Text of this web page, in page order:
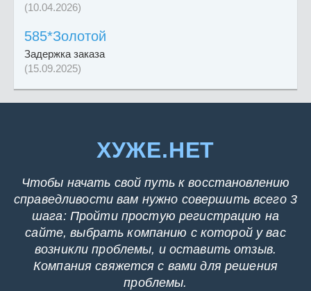
(10.04.2026)
585*Золотой
Задержка заказа
(15.09.2025)
ХУЖЕ.НЕТ
Чтобы начать свой путь к восстановлению
справедливости вам нужно совершить всего 3
шага: Пройти простую регистрацию на
сайте, выбрать компанию с которой у вас
возникли проблемы, и оставить отзыв.
Компания свяжется с вами для решения
проблемы.